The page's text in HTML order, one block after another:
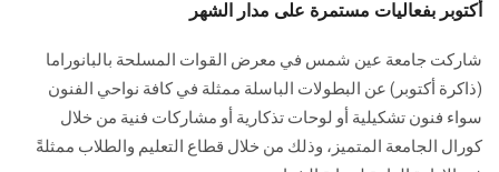
أكتوبر بفعاليات مستمرة على مدار الشهر
شاركت جامعة عين شمس في معرض القوات المسلحة بالبانوراما
(ذاكرة أكتوبر) عن البطولات الباسلة ممثلة في كافة نواحي الفنون
سواء فنون تشكيلية أو لوحات تذكارية أو مشاركات فنية من خلال
كورال الجامعة المتميز، وذلك من خلال قطاع التعليم والطلاب ممثلةً